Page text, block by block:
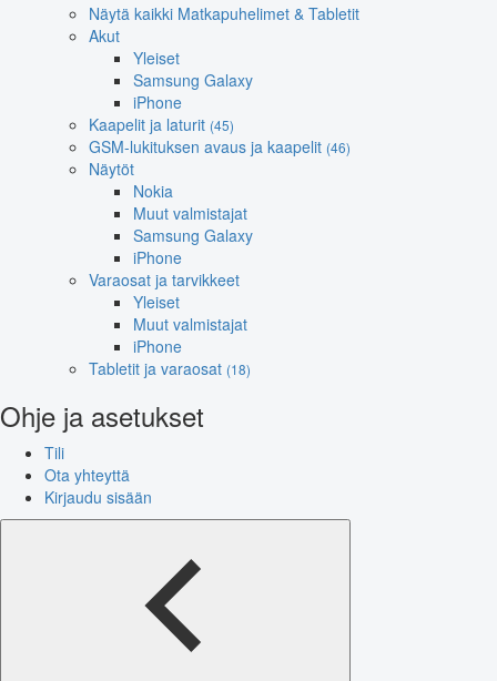
Näytä kaikki Matkapuhelimet & Tabletit
Akut
Yleiset
Samsung Galaxy
iPhone
Kaapelit ja laturit (45)
GSM-lukituksen avaus ja kaapelit (46)
Näytöt
Nokia
Muut valmistajat
Samsung Galaxy
iPhone
Varaosat ja tarvikkeet
Yleiset
Muut valmistajat
iPhone
Tabletit ja varaosat (18)
Ohje ja asetukset
Tili
Ota yhteyttä
Kirjaudu sisään